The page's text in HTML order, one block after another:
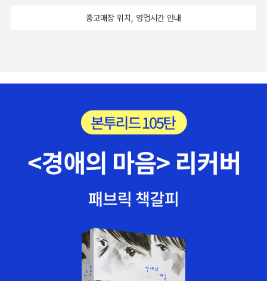
만들어주겠소. 어차피 되찾을 길이 없으니 아예 새로 지어내자 이
에서 젤 운 없는 사내」, 「신기한 대나무 베개」, 「빨래꾼과 복복이」.
하나 같이 맛깔나는 이야기다. 성인인 내가 봐도 맛깔나게 만든
을지! 초등학생들 그림책으로 강력 추천할 만한 책이다.​ ​
중고매장 위치, 영업시간 안내